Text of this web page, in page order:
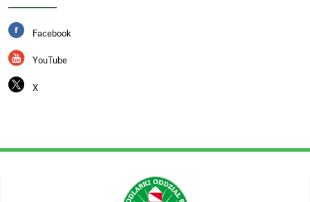
Facebook
YouTube
X